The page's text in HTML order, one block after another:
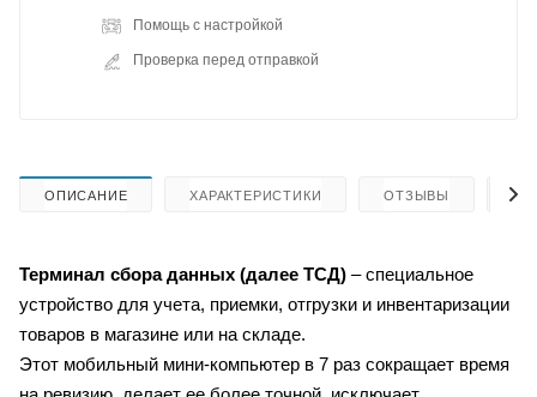
Помощь с настройкой
Проверка перед отправкой
ОПИСАНИЕ ХАРАКТЕРИСТИКИ ОТЗЫВЫ
Терминал сбора данных (далее ТСД) – специальное
устройство для учета, приемки, отгрузки и инвентаризации
товаров в магазине или на складе.
Этот мобильный мини-компьютер в 7 раз сокращает время